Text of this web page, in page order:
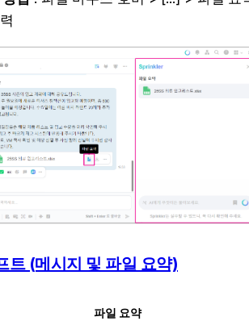
트 (메시지 및 파일 요약)
파일 요약